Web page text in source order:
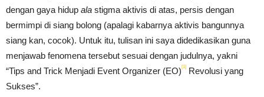
dengan gaya hidup ala stigma aktivis di atas, persis dengan
bermimpi di siang bolong (apalagi kabarnya aktivis bangunnya
siang kan, cocok). Untuk itu, tulisan ini saya didedikasikan guna
menjawab fenomena tersebut sesuai dengan judulnya, yakni
“Tips and Trick Menjadi Event Organizer (EO)[1] Revolusi yang
Sukses”.